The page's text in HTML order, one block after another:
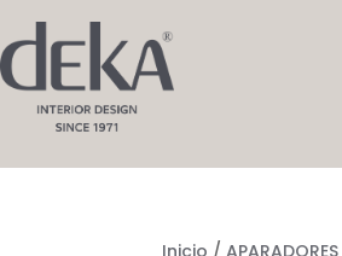
Inicio /APARADORES